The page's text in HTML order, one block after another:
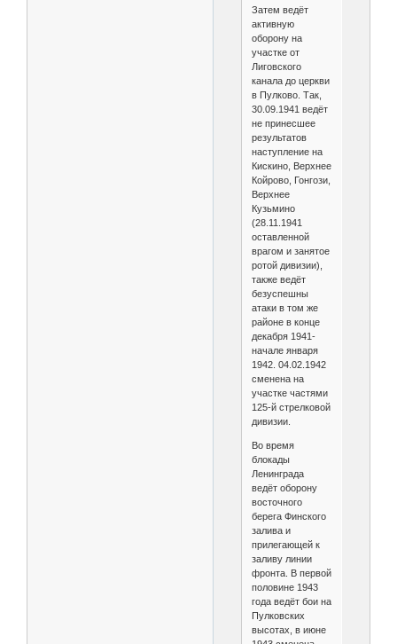
Затем ведёт
активную
оборону на
участке от
Лиговского
канала до церкви
в Пулково. Так,
30.09.1941 ведёт
не принесшее
результатов
наступление на
Кискино, Верхнее
Койрово, Гонгози,
Верхнее
Кузьмино
(28.11.1941
оставленной
врагом и занятое
ротой дивизии),
также ведёт
безуспешны
атаки в том же
районе в конце
декабря 1941-
начале января
1942. 04.02.1942
сменена на
участке частями
125-й стрелковой
дивизии.
Во время
блокады
Ленинграда
ведёт оборону
восточного
берега Финского
залива и
прилегающей к
заливу линии
фронта. В первой
половине 1943
года ведёт бои на
Пулковских
высотах, в июне